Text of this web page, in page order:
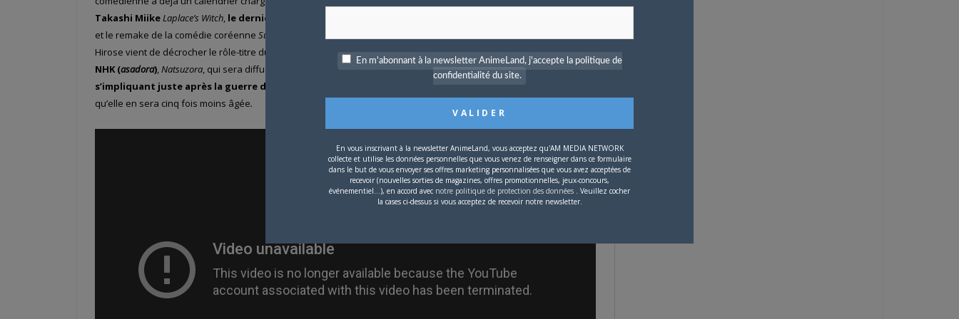
Takashi MiikeLaplace’s Witch, le dernier volet de la trilogie
et le remake de la comédie coréenne Sunny
Hirose vient de décrocher le rôle-titre du
centième drama matinal de
NHK (asadora),Natsuzora, qui sera diffusé d’avril à septembre 2019. Elle y incarnera une jeune femme
s’impliquant juste après la guerre dans l’animation japonaise
qu’elle en sera cinq fois moins âgée.
En m'abonnant à la newsletter AnimeLand, j'accepte la politique de
confidentialité du site.
En vous inscrivant à la newsletter AnimeLand, vous acceptez qu'AM MEDIA NETWORK
collecte et utilise les données personnelles que vous venez de renseigner dans ce formulaire
dans le but de vous envoyer ses offres marketing personnalisées que vous avez acceptées de
recevoir (nouvelles sorties de magazines, offres promotionnelles, jeux-concours,
événementiel...), en accord avec notre politique de protection des données . Veuillez cocher
la cases ci-dessus si vous acceptez de recevoir notre newsletter.